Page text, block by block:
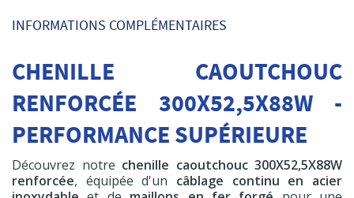
Pompe à graisse
19,50 €
Commander
INFORMATIONS COMPLÉMENTAIRES
CHENILLE CAOUTCHOUC
RENFORCÉE 300X52,5X88W -
PERFORMANCE SUPÉRIEURE
Découvrez notre chenille caoutchouc 300X52,5X88W
renforcée, équipée d'un câblage continu en acier